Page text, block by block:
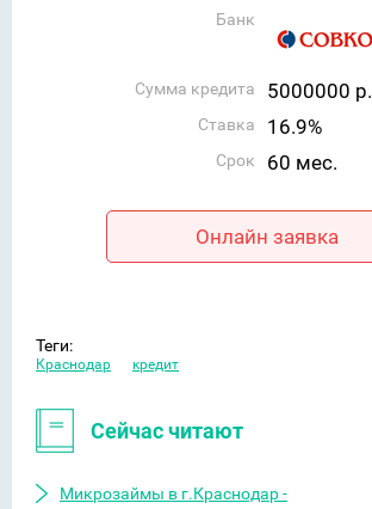
Банк
Сумма кредита 5000000 р.
Ставка 16.9%
Срок 60 мес.
Онлайн заявка
Теги:
Краснодар кредит
Сейчас читают
Микрозаймы в г.Краснодар -